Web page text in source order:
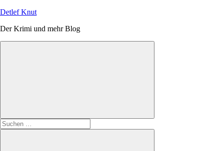
Zum
springen
Detlef Knut
Der Krimi und mehr Blog
Suchen
nach: